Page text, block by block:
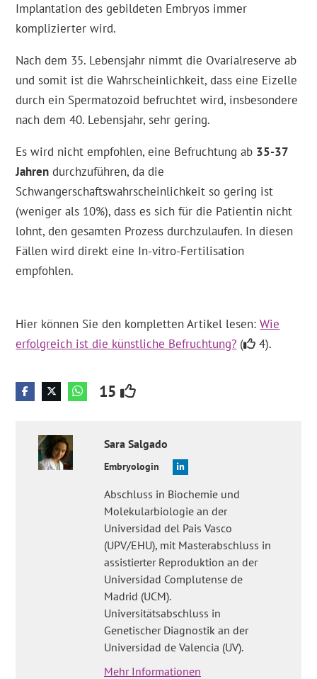
Implantation des gebildeten Embryos immer
komplizierter wird.
Nach dem 35. Lebensjahr nimmt die Ovarialreserve ab
und somit ist die Wahrscheinlichkeit, dass eine Eizelle
durch ein Spermatozoid befruchtet wird, insbesondere
nach dem 40. Lebensjahr, sehr gering.
Es wird nicht empfohlen, eine Befruchtung ab 35-37
Jahren durchzuführen, da die
Schwangerschaftswahrscheinlichkeit so gering ist
(weniger als 10%), dass es sich für die Patientin nicht
lohnt, den gesamten Prozess durchzulaufen. In diesen
Fällen wird direkt eine In-vitro-Fertilisation
empfohlen.
Hier können Sie den kompletten Artikel lesen:Wie
erfolgreich ist die künstliche Befruchtung? ( 4).
15
Sara Salgado
Embryologin
Abschluss in Biochemie und
Molekularbiologie an der
Universidad del Pais Vasco
(UPV/EHU), mit Masterabschluss in
assistierter Reproduktion an der
Universidad Complutense de
Madrid (UCM).
Universitätsabschluss in
Genetischer Diagnostik an der
Universidad de Valencia (UV).
Mehr Informationen